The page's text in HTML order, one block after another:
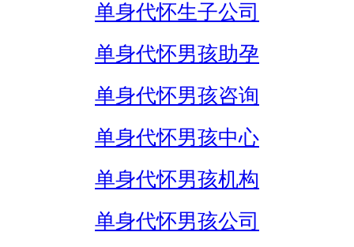
单身代怀生子公司
单身代怀男孩助孕
单身代怀男孩咨询
单身代怀男孩中心
单身代怀男孩机构
单身代怀男孩公司